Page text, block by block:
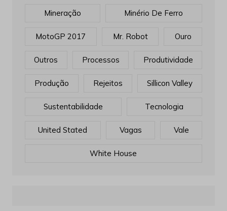
Mineração Minério De Ferro
MotoGP 2017 Mr. Robot Ouro
Outros Processos Produtividade
Produção Rejeitos Sillicon Valley
Sustentabilidade Tecnologia
United Stated Vagas Vale
White House